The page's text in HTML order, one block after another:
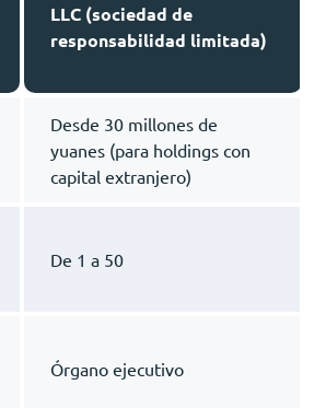
LLC (sociedad de
responsabilidad limitada)
Desde 30 millones de
yuanes (para holdings con
capital extranjero)
De 1 a 50
Órgano ejecutivo